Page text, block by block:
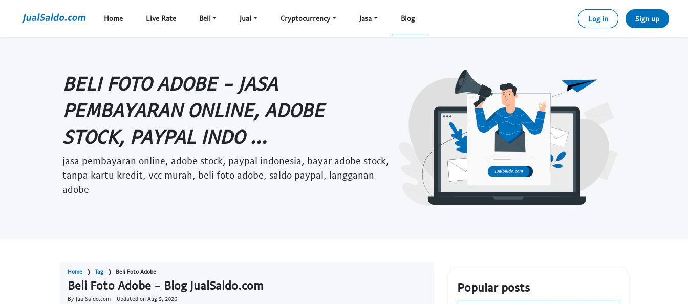
Home Live Rate Beli Jual Cryptocurrency Jasa Blog Log in Sign up
BELI FOTO ADOBE - JASA
PEMBAYARAN ONLINE, ADOBE
STOCK, PAYPAL INDO ...
jasa pembayaran online, adobe stock, paypal indonesia, bayar adobe stock,
tanpa kartu kredit, vcc murah, beli foto adobe, saldo paypal, langganan
adobe
Home Tag Beli Foto Adobe
Beli Foto Adobe - Blog JualSaldo.com
By JualSaldo.com - Updated on Aug 5, 2026
Popular posts